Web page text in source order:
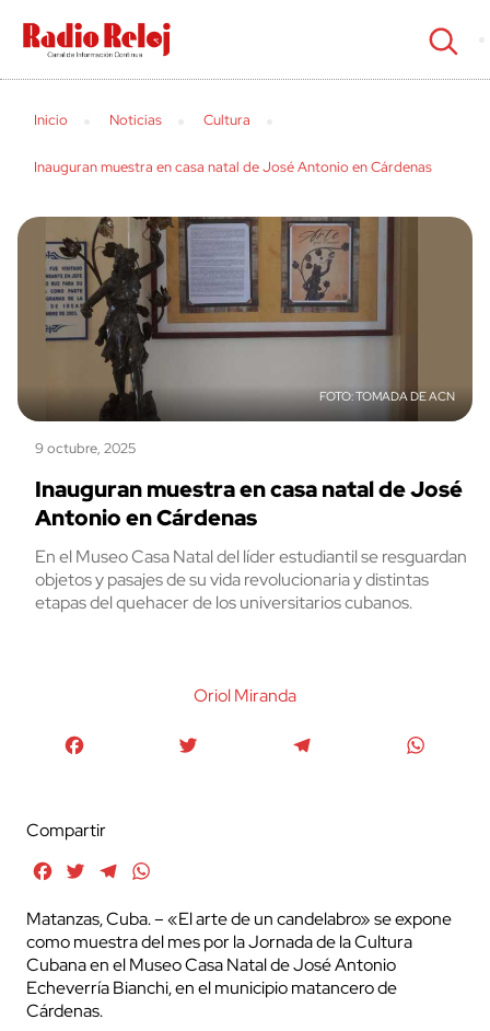
cerrar
Inicio Noticias Cultura
Inauguran muestra en casa natal de José Antonio en Cárdenas
TOMADA DE ACN
9 octubre, 2025
Inauguran muestra en casa natal de José
Antonio en Cárdenas
En el Museo Casa Natal del líder estudiantil se resguardan
objetos y pasajes de su vida revolucionaria y distintas
etapas del quehacer de los universitarios cubanos.
Oriol Miranda
Compartir
FacebookTwitterTelegram
Matanzas, Cuba. – «El arte de un candelabro» se expone
como muestra del mes por la Jornada de la Cultura
Cubana en el Museo Casa Natal de José Antonio
Echeverría Bianchi, en el municipio matancero de
Cárdenas.